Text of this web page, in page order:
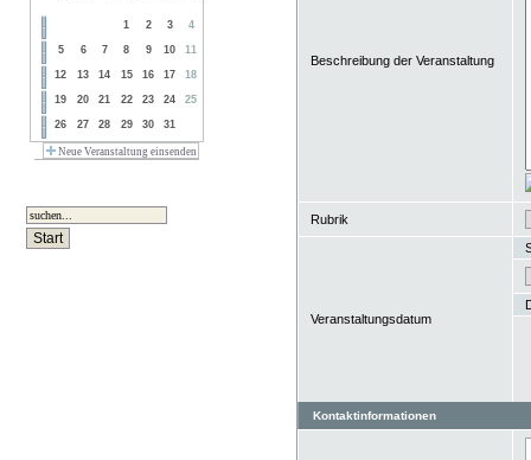
1 2 3 4
5 6 7 8 9 10 11
12 13 14 15 16 17 18
19 20 21 22 23 24 25
26 27 28 29 30 31
Neue Veranstaltung einsenden
Beschreibung der Veranstaltung
Rubrik
Veranstaltungsdatum
Kontaktinformationen